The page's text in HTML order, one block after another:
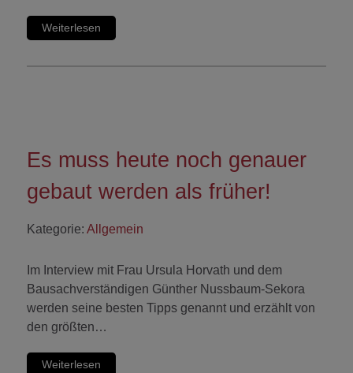
Weiterlesen
Es muss heute noch genauer
gebaut werden als früher!
Kategorie: Allgemein
Im Interview mit Frau Ursula Horvath und dem
Bausachverständigen Günther Nussbaum-Sekora
werden seine besten Tipps genannt und erzählt von
den größten…
Weiterlesen